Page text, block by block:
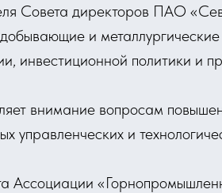
Совета директоров ПАО
и
инвестиционной политики и
внимание вопросам
управленческих и
Ассоциации